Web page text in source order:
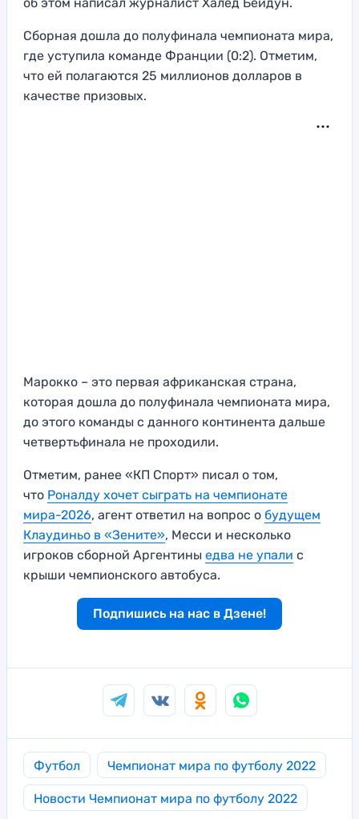
Сборная дошла до полуфинала чемпионата мира,
где уступила команде Франции (0:2). Отметим,
что ей полагаются 25 миллионов долларов в
качестве призовых.
Марокко – это первая африканская страна,
которая дошла до полуфинала чемпионата мира,
до этого команды с данного континента дальше
четвертьфинала не проходили.
Отметим, ранее «КП Спорт» писал о том,
что Роналду хочет сыграть на чемпионате
мира-2026, агент ответил на вопрос о будущем
Клаудиньо в «Зените», Месси и несколько
игроков сборной Аргентины едва не упали с
крыши чемпионского автобуса.
Подпишись на нас в Дзене!
Футбол Чемпионат мира по футболу 2022
Новости Чемпионат мира по футболу 2022